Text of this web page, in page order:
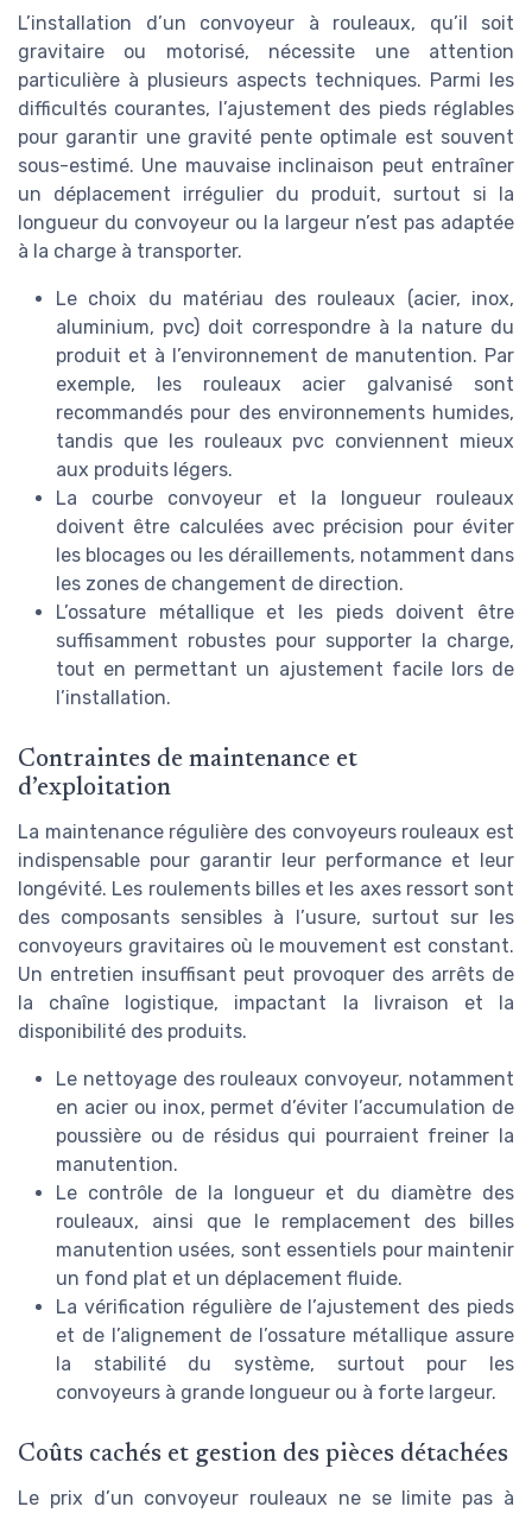
L’installation d’un convoyeur à rouleaux, qu’il soit
gravitaire ou motorisé, nécessite une attention
particulière à plusieurs aspects techniques. Parmi les
difficultés courantes, l’ajustement des pieds réglables
pour garantir une gravité pente optimale est souvent
sous-estimé. Une mauvaise inclinaison peut entraîner
un déplacement irrégulier du produit, surtout si la
longueur du convoyeur ou la largeur n’est pas adaptée
à la charge à transporter.
Le choix du matériau des rouleaux (acier, inox,
aluminium, pvc) doit correspondre à la nature du
produit et à l’environnement de manutention. Par
exemple, les rouleaux acier galvanisé sont
recommandés pour des environnements humides,
tandis que les rouleaux pvc conviennent mieux
aux produits légers.
La courbe convoyeur et la longueur rouleaux
doivent être calculées avec précision pour éviter
les blocages ou les déraillements, notamment dans
les zones de changement de direction.
L’ossature métallique et les pieds doivent être
suffisamment robustes pour supporter la charge,
tout en permettant un ajustement facile lors de
l’installation.
Contraintes de maintenance et
d’exploitation
La maintenance régulière des convoyeurs rouleaux est
indispensable pour garantir leur performance et leur
longévité. Les roulements billes et les axes ressort sont
des composants sensibles à l’usure, surtout sur les
convoyeurs gravitaires où le mouvement est constant.
Un entretien insuffisant peut provoquer des arrêts de
la chaîne logistique, impactant la livraison et la
disponibilité des produits.
Le nettoyage des rouleaux convoyeur, notamment
en acier ou inox, permet d’éviter l’accumulation de
poussière ou de résidus qui pourraient freiner la
manutention.
Le contrôle de la longueur et du diamètre des
rouleaux, ainsi que le remplacement des billes
manutention usées, sont essentiels pour maintenir
un fond plat et un déplacement fluide.
La vérification régulière de l’ajustement des pieds
et de l’alignement de l’ossature métallique assure
la stabilité du système, surtout pour les
convoyeurs à grande longueur ou à forte largeur.
Coûts cachés et gestion des pièces détachées
Le prix d’un convoyeur rouleaux ne se limite pas à